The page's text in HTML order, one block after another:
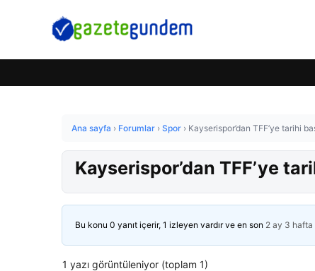
Ana sayfa › Forumlar › Spor › Kayserispor’dan TFF’ye tarihi
Kayserispor’dan TFF’ye
Bu konu 0 yanıt içerir, 1 izleyen vardır ve en son 2 ay 3 hafta
1 yazı görüntüleniyor (toplam 1)